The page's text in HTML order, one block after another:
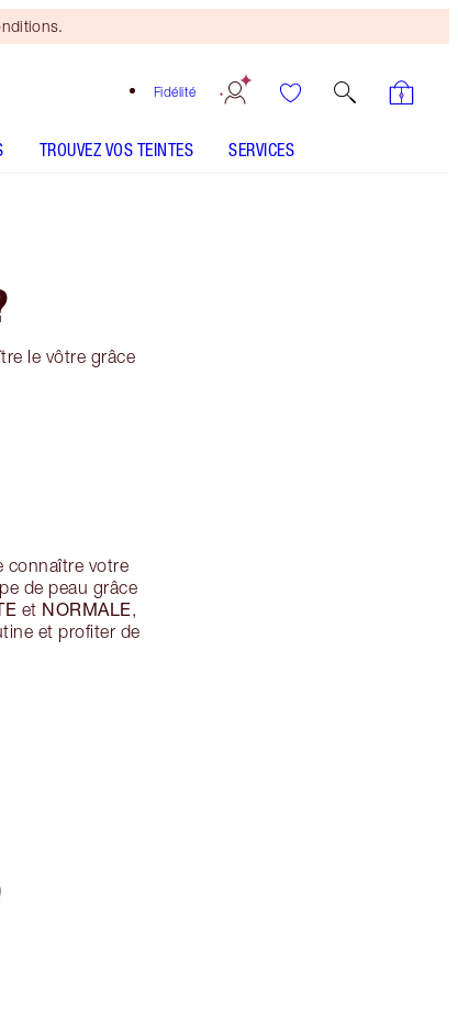
Fidélité
TROUVEZ VOS TEINTES SERVICES
le vôtre grâce
connaître votre
de peau grâce
et NORMALE,
et profiter de